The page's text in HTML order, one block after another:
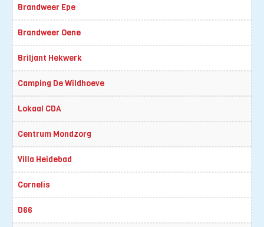
Brandweer Epe
Brandweer Oene
Briljant Hekwerk
Camping De Wildhoeve
Lokaal CDA
Centrum Mondzorg
Villa Heidebad
Cornelis
D66